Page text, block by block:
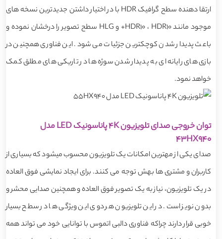
ارتقا دهنده سطح گرافیک HDR با در اختیار داشتن جدیدترین نسخه های
موجود مانند HDR10 ، HDR10+ و HLG سطح تصویر را درخشان نموده و
باعث پدیدار شدن کوچکترین جزئیات می شود. این فناوری همچنین در
بازی های رایانه ای به پدیدار شدن سوژه ها در تاریکی های مطلق کمک
خواهد نمود.
توان خروجی صدای تلویزیون 4K پاناسونیک LED مدل
43HX940
صدای یکی از مهترین امکانات یک تلویزیون محسوب میشود که بسیاری از
کاربران و مشتری ها بهش توجه می کنند. برای ایجاد نمایشی فوق العاده
در یک تلویزیون، نیاز به یک تصویر فوق العاده و همچنین صدایی محشر و
بدون نویز است. در این تلویزیون هر دوی این ویژگی ها در سطح بسیار
خوبی قرار دارند چراکه فناوری دالبی اتموس با توانایی خود می تواند همه